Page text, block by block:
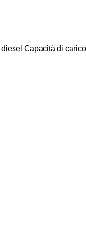
diesel Capacità di carico